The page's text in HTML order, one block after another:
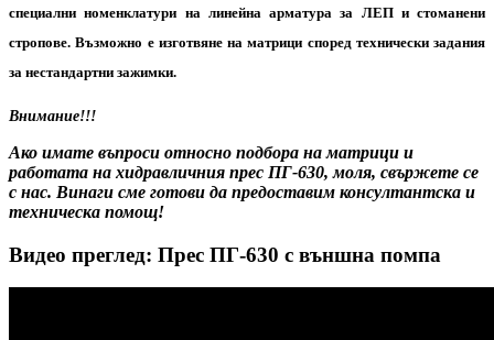
специални номенклатури на линейна арматура за ЛЕП и стоманени
стропове. Възможно е изготвяне на матрици според технически задания
за нестандартни зажимки.
Внимание!!!
Ако имате въпроси относно подбора на матрици и
работата на хидравличния прес ПГ-630, моля, свържете се
с нас. Винаги сме готови да предоставим консултантска и
техническа помощ!
Видео преглед: Прес ПГ-630 с външна помпа